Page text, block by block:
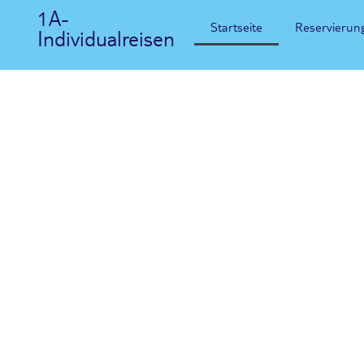
1A-
Individualreisen Startseite